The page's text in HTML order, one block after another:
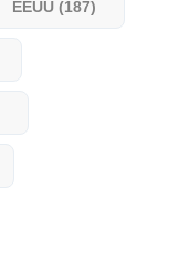
EEUU (187)